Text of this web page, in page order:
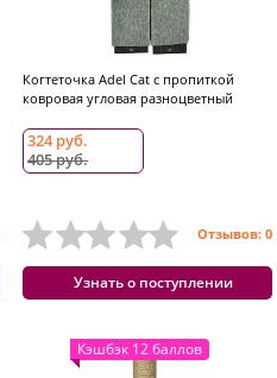
Когтеточка Adel Cat с пропиткой
ковровая угловая разноцветный
324 руб.
405 руб.
Отзывов: 0
Узнать о поступлении
Кэшбэк 12 баллов